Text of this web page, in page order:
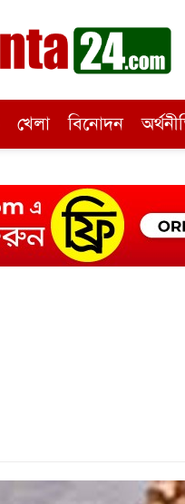
খেলা বিনোদন